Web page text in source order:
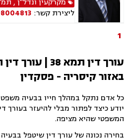
והסדרי חובות, סדר
ירושות וצוואת, ייפוי
ליצירת קשר:
1
עורך דין תמא
באזור קיסריה - פסקדין
כל אדם נתקל במהלך חייו בבעיה
יודע כיצד לפתור מבלי להיעזר בעורך
המשפטי שהיא מציפה.
בחירה נכונה של עורך דין שיטפל